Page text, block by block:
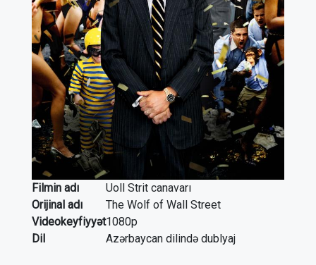
Filmin adı
Uoll Strit canavarı
Orijinal adı
The Wolf of Wall Street
Videokeyfiyyət1080p
Dil
Azərbaycan dilində dublyaj